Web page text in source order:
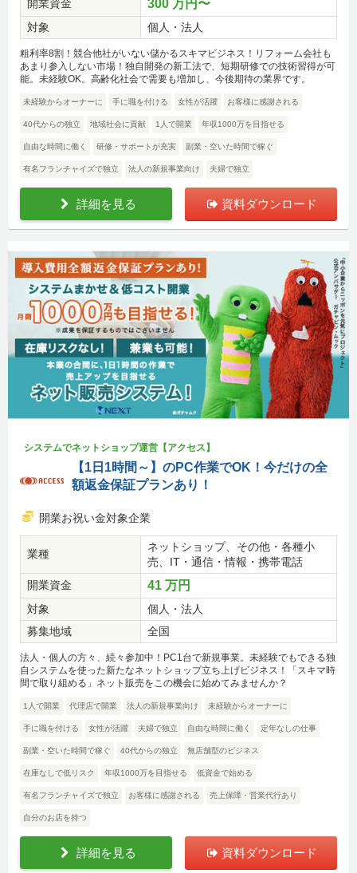
開業資金
300 万円〜
対象 個人・法人
粗利率8割！競合他社がいない儲かるスキマビジネス！リフォーム会社も
あまり参入しない市場！独自開発の新工法で、短期研修での技術習得が可
能。未経験OK。高齢化社会で需要も増加し、今後期待の業界です。
未経験からオーナーに 手に職を付ける 女性が活躍 お客様に感謝される
40代からの独立 地域社会に貢献 1人で開業 年収1000万を目指せる
自由な時間に働く 研修・サポートが充実 副業・空いた時間で稼ぐ
有名フランチャイズで独立 法人の新規事業向け 夫婦で独立
詳細を見る 資料ダウンロード
システムでネットショップ運営【アクセス】
【1日1時間～】のPC作業でOK！今だけの全
額返金保証プランあり！
開業お祝い金対象企業
業種
ネットショップ、その他・各種小
売、IT・通信・情報・携帯電話
開業資金
41 万円
対象
個人・法人
募集地域
全国
法人・個人の方々、続々参加中！PC1台で新規事業。未経験でもできる独
自システムを使った新たなネットショップ立ち上げビジネス！「スキマ時
間で取り組める」ネット販売をこの機会に始めてみませんか？
1人で開業 代理店で開業 法人の新規事業向け 未経験からオーナーに
手に職を付ける 女性が活躍 夫婦で独立 自由な時間に働く 定年なしの仕事
副業・空いた時間で稼ぐ 40代からの独立 無店舗型のビジネス
在庫なしで低リスク 年収1000万を目指せる 低資金で始める
有名フランチャイズで独立 お客様に感謝される 売上保障・営業代行あり
自分のお店を持つ
詳細を見る 資料ダウンロード